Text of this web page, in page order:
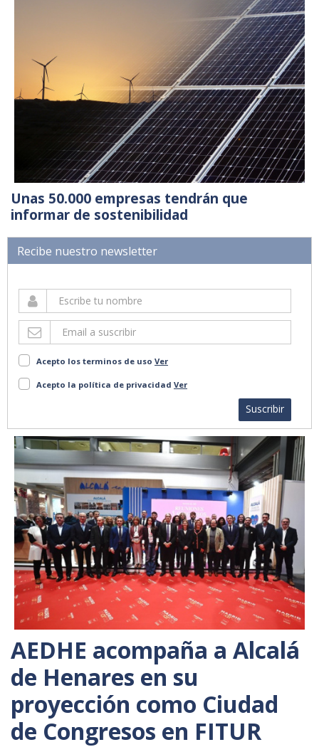
Unas 50.000 empresas tendrán que
informar de sostenibilidad
Recibe nuestro newsletter
Acepto los terminos de uso Ver
Acepto la política de privacidad Ver
Suscribir
AEDHE acompaña a Alcalá
de Henares en su
proyección como Ciudad
de Congresos en FITUR